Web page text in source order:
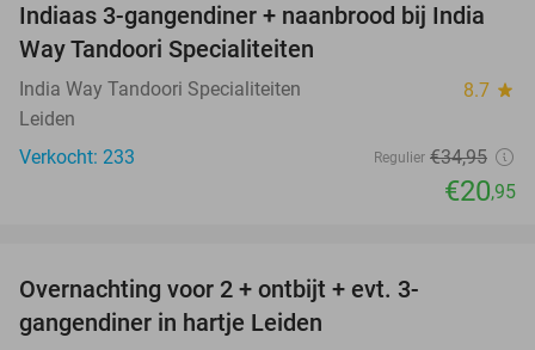
40%
Indiaas 3-gangendiner + naanbrood bij India
Way Tandoori Specialiteiten
India Way Tandoori Specialiteiten 8.7 star
Leiden
Verkocht: 233
Regulier €34,95
€20,95
Overnachting voor 2 + ontbijt + evt. 3-
gangendiner in hartje Leiden